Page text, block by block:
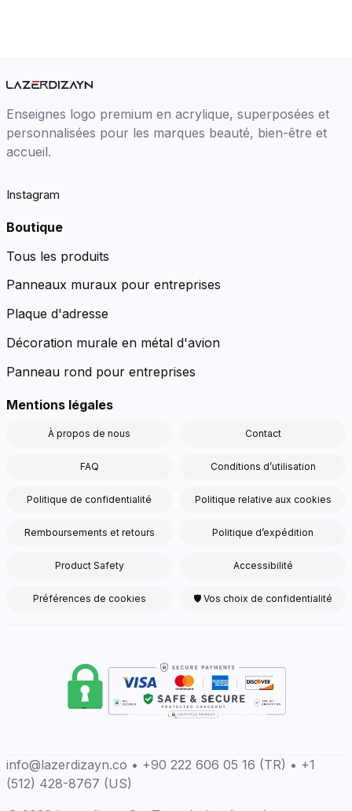
Enseignes logo premium en acrylique, superposées et
personnalisées pour les marques beauté, bien-être et
accueil.
Instagram
Boutique
Tous les produits
Panneaux muraux pour entreprises
Plaque d'adresse
Décoration murale en métal d'avion
Panneau rond pour entreprises
Mentions légales
À propos de nous Contact
FAQ Conditions d’utilisation
Politique de confidentialité Politique relative aux cookies
Remboursements et retours Politique d’expédition
Product Safety Accessibilité
Préférences de cookies 🛡 Vos choix de confidentialité
info@lazerdizayn.co • +90 222 606 05 16 (TR) • +1
(512) 428-8767 (US)